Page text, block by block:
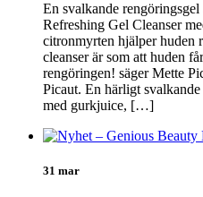
En svalkande
Refreshing Gel Cleanser
citronmyrten hjälper huden
cleanser är som att huden
rengöringen! säger Mette
Picaut. En härligt
med gurkjuice, […]
31 mar